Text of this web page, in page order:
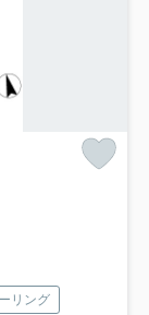
リング